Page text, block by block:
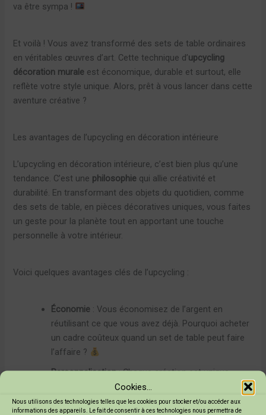
Cookies...
Nous utilisons des technologies telles que les cookies pour stocker et/ou accéder aux
informations des appareils. Le fait de consentir à ces technologies nous permettra de
va être sympa !
Et voilà ! Vous avez transformé des sets de table ordinaires
en véritables œuvres d’art. Cette technique d’upcycling
décoration murale est économique, durable et surtout, elle
reflète votre style unique. Alors, prêt à vous lancer dans cette
aventure créative ?
Les avantages de l’upcycling en décoration intérieure
L’upcycling en décoration intérieure, c’est bien plus qu’une
tendance. C’est une philosophie qui allie créativité et
durabilité. En transformant des objets du quotidien, comme
des sets de table, en pièces décoratives uniques, vous faites
un geste pour la planète tout en apportant une touche
personnelle à votre intérieur.
Voici quelques avantages clés de l’upcycling :
Économie : Vous économisez de l’argent en
réutilisant ce que vous avez déjà. Pourquoi acheter
un cadre coûteux quand un set de table peut faire
l’affaire ?
Personnalisation: Chaque création est unique.
Vous pouvez choisir des motifs et des couleurs qui
reflètent votre style !